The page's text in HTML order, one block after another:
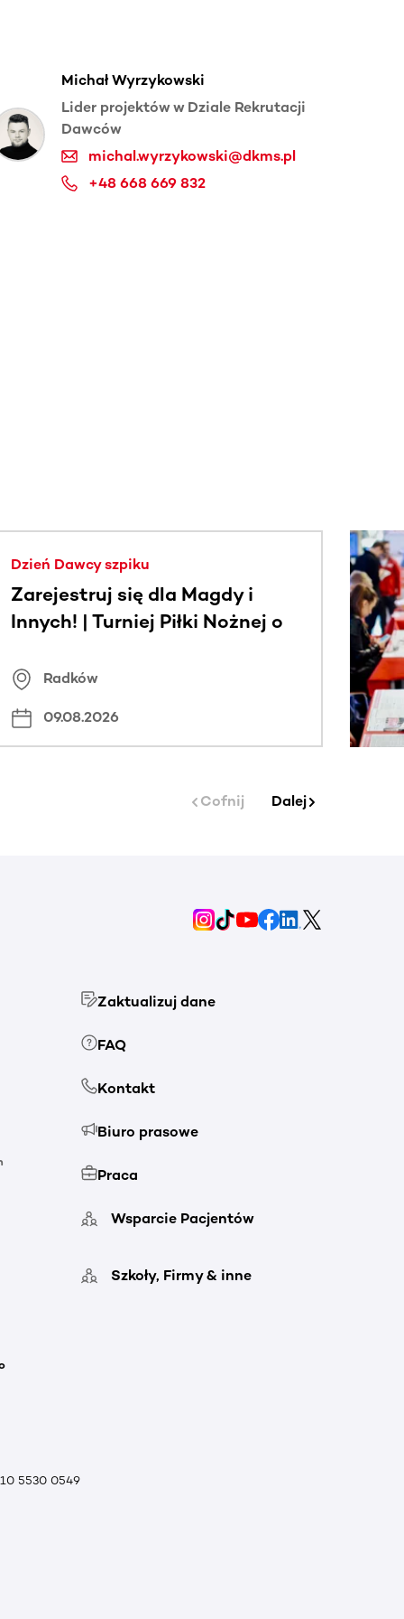
Michał Wyrzykowski
Lider projektów w Dziale Rekrutacji
Dawców
michal.wyrzykowski@dkms.pl
+48 668 669 832
Dzień Dawcy szpiku
Zarejestruj się dla Magdy i
Innych! | Turniej Piłki Nożnej o
Radków
09.08.2026
Cofnij Dalej
Zaktualizuj dane
FAQ
Kontakt
Biuro prasowe
Praca
Wsparcie Pacjentów
Szkoły, Firmy & inne
5530 0549